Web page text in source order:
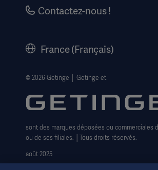
Historique
Formulaire pour les droits des personnes
Conditions générales de vente
Contactez-nous !
France (Français)
© 2026 Getinge │ Getinge et
sont des marques déposées ou commerciales
ou de ses filiales. │Tous droits réservés.
août 2025